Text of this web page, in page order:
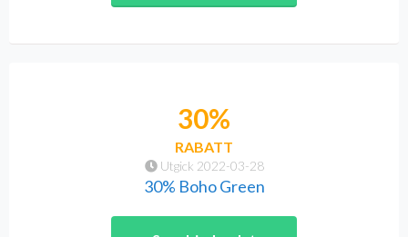
Utgick 2022-03-28
30%
RABATT
30% Boho Green